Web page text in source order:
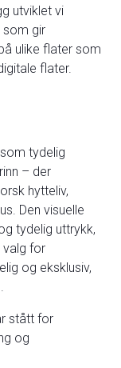
utviklet vi
som gir
ulike flater som
flater.
tydelig
– der
hytteliv,
Den visuelle
tydelig uttrykk,
valg for
og eksklusiv,
stått for
og